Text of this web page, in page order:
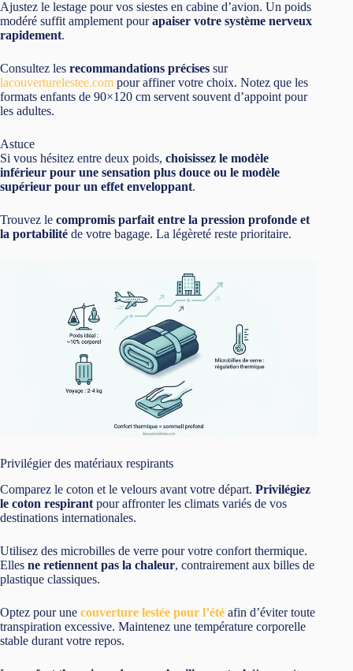
Ajustez le lestage pour vos siestes en cabine d’avion. Un poids
modéré suffit amplement pourapaiser votre système nerveux
rapidement.
Consultez les recommandations précises sur
lacouverturelestee.com pour affiner votre choix. Notez que les
formats enfants de 90×120 cm servent souvent d’appoint pour
les adultes.
Astuce
Si vous hésitez entre deux poids, choisissez le modèle
inférieur pour une sensation plus douce ou le modèle
supérieur pour un effet enveloppant.
Trouvez le compromis parfait entre la pression profonde et
la portabilité de votre bagage. La légèreté reste prioritaire.
Privilégier des matériaux respirants
Comparez le coton et le velours avant votre départ. Privilégiez
le coton respirant pour affronter les climats variés de vos
destinations internationales.
Utilisez des microbilles de verre pour votre confort thermique.
Elles ne retiennent pas la chaleur, contrairement aux billes de
plastique classiques.
Optez pour une couverture lestée pour l’été afin d’éviter toute
transpiration excessive. Maintenez une température corporelle
stable durant votre repos.